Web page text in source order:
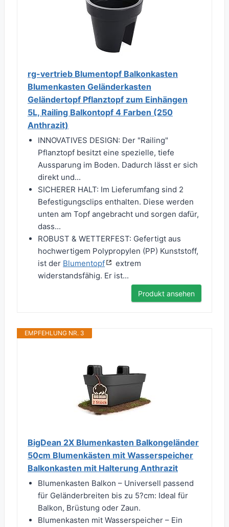
rg-vertrieb Blumentopf Balkonkasten
Blumenkasten Geländerkasten
Geländertopf Pflanztopf zum Einhängen
5L, Railing Balkontopf 4 Farben (250
Anthrazit)
INNOVATIVES DESIGN: Der "Railing"
Pflanztopf besitzt eine spezielle, tiefe
Aussparung im Boden. Dadurch lässt er sich
direkt und...
SICHERER HALT: Im Lieferumfang sind 2
Befestigungsclips enthalten. Diese werden
unten am Topf angebracht und sorgen dafür,
dass...
ROBUST & WETTERFEST: Gefertigt aus
hochwertigem Polypropylen (PP) Kunststoff,
ist der Blumentopf
extrem
widerstandsfähig. Er ist...
Produkt ansehen
EMPFEHLUNG NR. 3
BigDean 2X Blumenkasten Balkongeländer
50cm Blumenkästen mit Wasserspeicher
Balkonkasten mit Halterung Anthrazit
Blumenkasten Balkon – Universell passend
für Geländerbreiten bis zu 5?cm: Ideal für
Balkon, Brüstung oder Zaun.
Blumenkasten mit Wasserspeicher – Ein